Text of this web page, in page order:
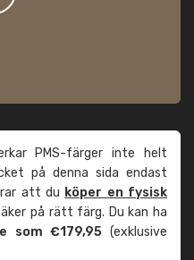
PMS-färger inte helt
på denna sida endast
att du köper en fysisk
på rätt färg. Du kan ha
som €179,95 (exklusive